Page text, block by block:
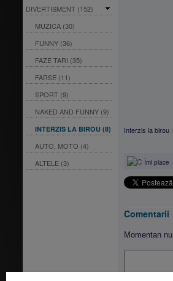
DIVERTISMENT (152)
MUZICA (30)
FUNNY (36)
FAZE TARI (35)
FARSE (11)
SPORT (9)
NAKED AND FUNNY (9)
INTERZIS LA BIROU (8)
AUTO, MOTO (4)
ALTELE (3)
Interzis la birou |
Îmi place
Comentarii
Momentan